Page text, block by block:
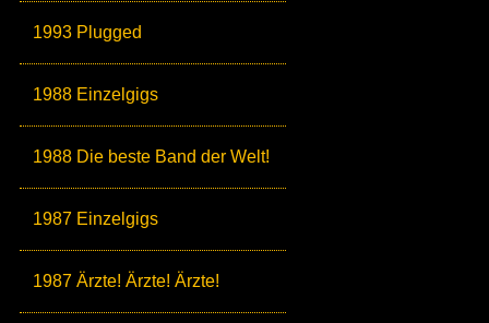
1993 Plugged
1988 Einzelgigs
1988 Die beste Band der Welt!
1987 Einzelgigs
1987 Ärzte! Ärzte! Ärzte!